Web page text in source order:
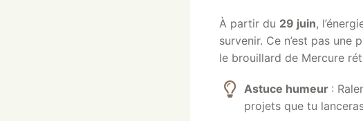
À partir du 29 juin,
survenir. Ce n’est pas une
le brouillard de Mercure
Astuce humeur :
projets que tu